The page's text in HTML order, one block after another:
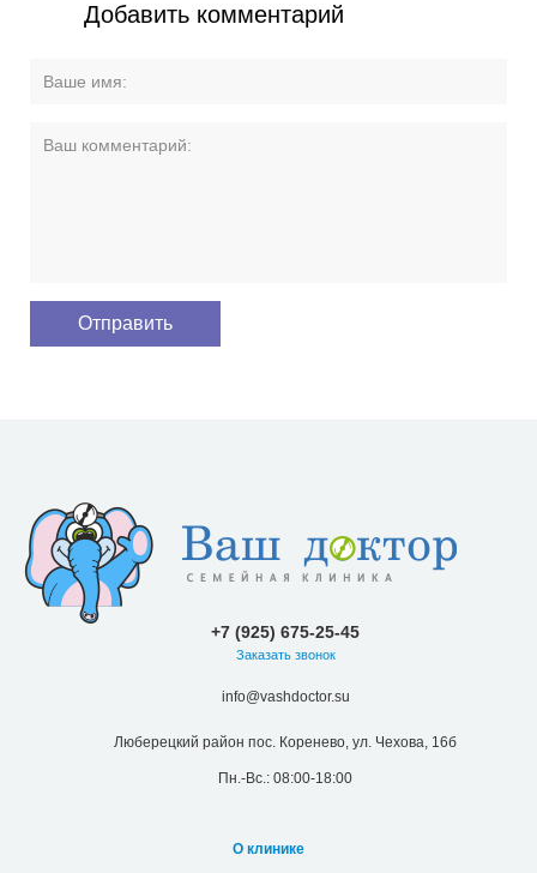
Добавить комментарий
+7 (925) 675-25-45
Заказать звонок
info@vashdoctor.su
Люберецкий район пос. Коренево, ул. Чехова, 16б
Пн.-Вс.: 08:00-18:00
О клинике